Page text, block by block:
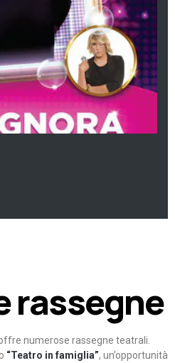
rassegne
numerose rassegne teatrali.
“Teatro in famiglia”, un’opportunità